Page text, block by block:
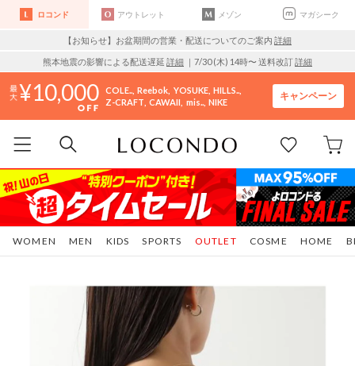
ロコンド アウトレット メゾン マガシーク
【お知らせ】お盆期間の営業・配送についてのご案内 詳細
熊本地震の影響による配送遅延 詳細 ｜7/30 (木) 14時〜 送料改訂詳細
10,000 COLE.. Reebok YOSUKE HILLS..
Z-CRAFT CAWAII mis.. NIKE
キャンペーン
WOMEN MEN KIDS SPORTS COSME HOME
OUTLET